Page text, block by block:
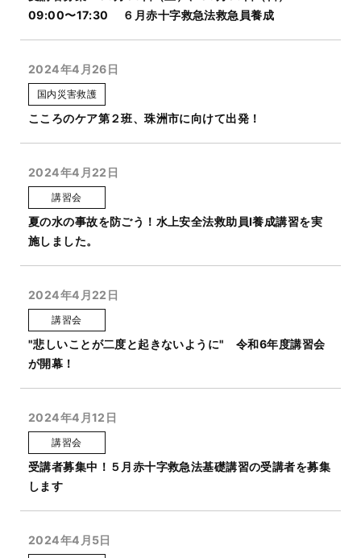
09:00〜17:30 ６月赤十字救急法救急員養成
2024年4月26日
国内災害救護
こころのケア第２班、珠洲市に向けて出発！
2024年4月22日
講習会
夏の水の事故を防ごう！水上安全法救助員Ⅰ養成講習を実
施しました。
2024年4月22日
講習会
"悲しいことが二度と起きないように" 令和6年度講習会
が開幕！
2024年4月12日
講習会
受講者募集中！５月赤十字救急法基礎講習の受講者を募集
します
2024年4月5日